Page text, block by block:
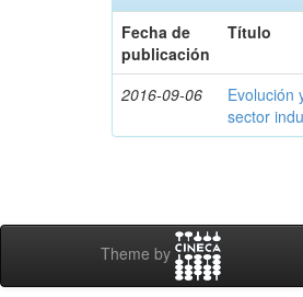
Fecha de
publicación
Título
2016-09-06
Evolución
sector
Theme by